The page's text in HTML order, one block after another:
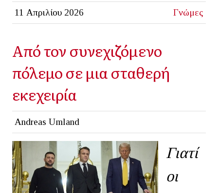
11 Απριλίου 2026 Γνώμες
Από τον συνεχιζόμενο
πόλεμο σε μια σταθερή
εκεχειρία
Andreas Umland
Γιατί
οι